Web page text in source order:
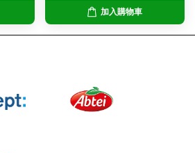
加入購物車